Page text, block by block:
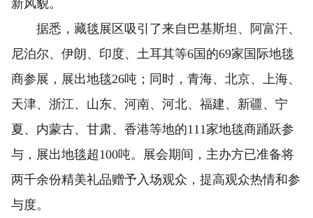
新风貌。
据悉，藏毯展区吸引了来自巴基斯坦、阿富汗、
尼泊尔、伊朗、印度、土耳其等6国的69家国际地毯
商参展，展出地毯26吨；同时，青海、北京、上海、
天津、浙江、山东、河南、河北、福建、新疆、宁
夏、内蒙古、甘肃、香港等地的111家地毯商踊跃参
与，展出地毯超100吨。展会期间，主办方已准备将
两千余份精美礼品赠予入场观众，提高观众热情和参
与度。